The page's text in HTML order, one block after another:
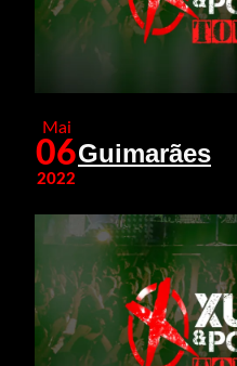
Mai
06
2022
Guimarães